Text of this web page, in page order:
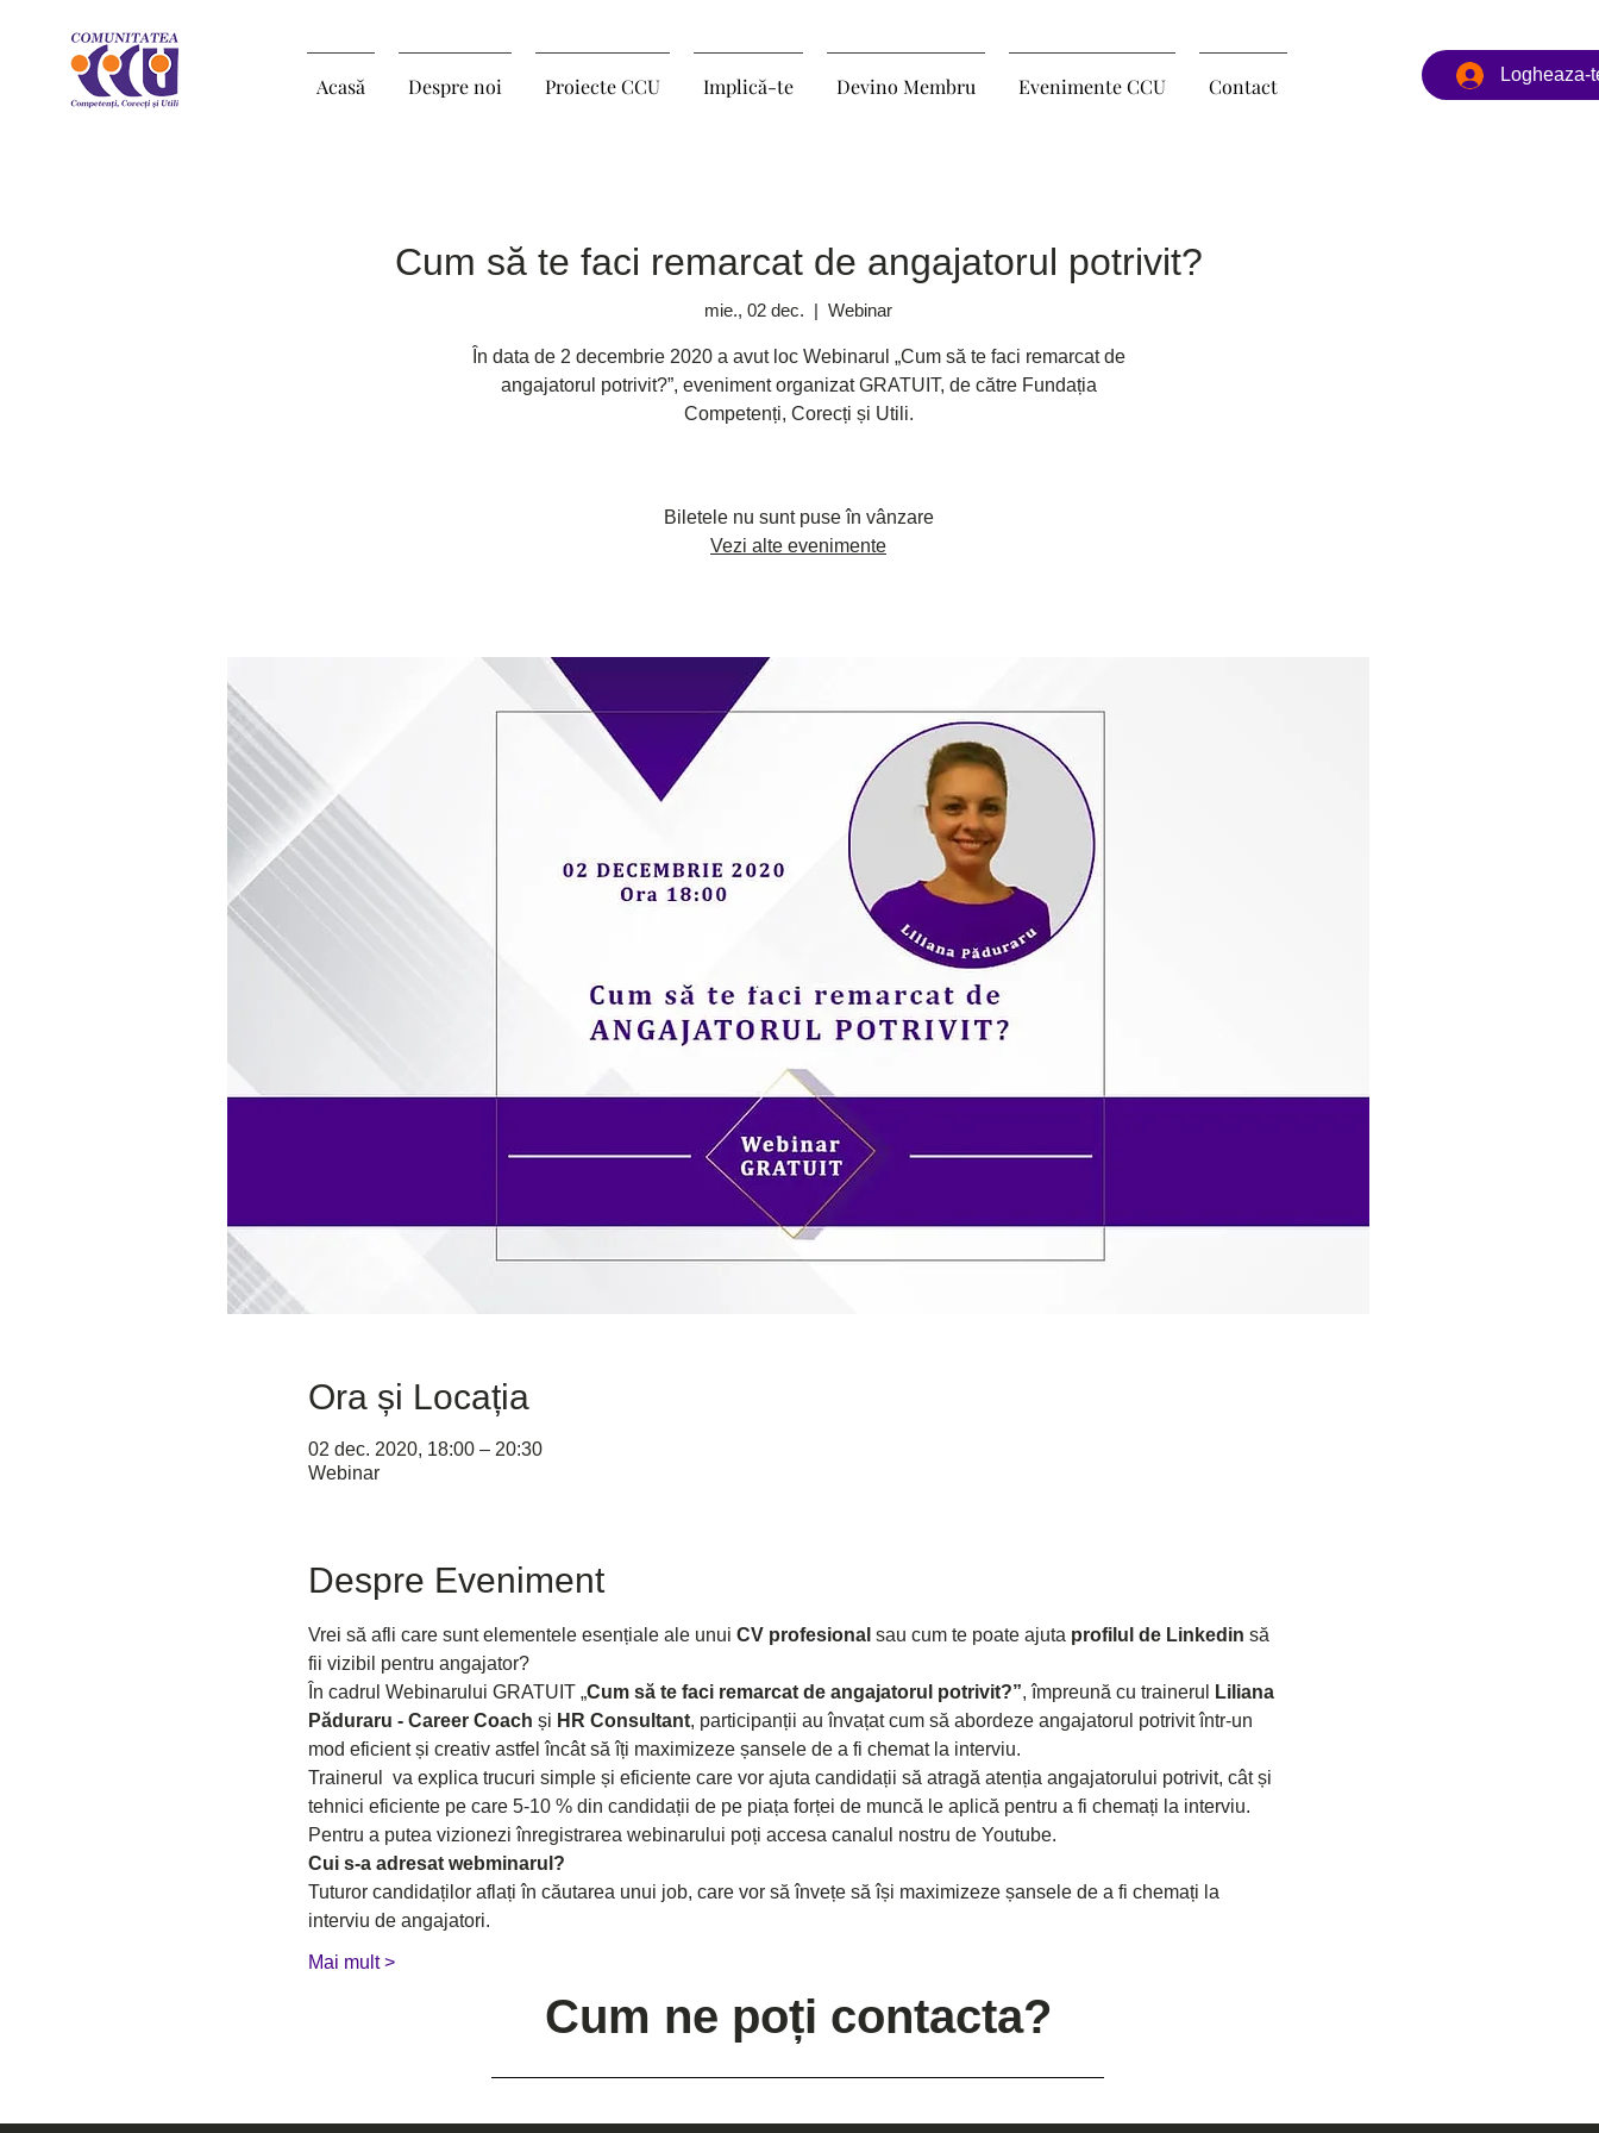
Acasă Despre noi Proiecte CCU Implică-te Devino Membru Evenimente CCU Contact Logheaza-
Cum să te faci remarcat de angajatorul potrivit?
mie., 02 dec.
  |
Webinar
În data de 2 decembrie 2020 a avut loc Webinarul „Cum să te faci remarcat de
angajatorul potrivit?”, eveniment organizat GRATUIT, de către Fundația
Competenți, Corecți și Utili.
Biletele nu sunt puse în vânzare
Vezi alte evenimente
Ora și Locația
02 dec. 2020, 18:00 – 20:30
Webinar
Despre Eveniment
Vrei să afli care sunt elementele esențiale ale unui CV profesional sau cum te poate ajuta profilul de Linkedin să
fii vizibil pentru angajator?
În cadrul Webinarului GRATUIT „Cum să te faci remarcat de angajatorul potrivit?”, împreună cu trainerul
Liliana
Păduraru - Career Coach și HR Consultant, participanții au învațat cum să abordeze angajatorul potrivit într-un
mod eficient și creativ astfel încât să îți maximizeze șansele de a fi chemat la interviu.
Trainerul  va explica trucuri simple și eficiente care vor ajuta candidații să atragă atenția angajatorului potrivit, cât și
tehnici eficiente pe care 5-10 % din candidații de pe piața forței de muncă le aplică pentru a fi chemați la interviu.
Pentru a putea vizionezi înregistrarea webinarului poți accesa canalul nostru de Youtube.
Cui s-a adresat webminarul?
Tuturor candidaților aflați în căutarea unui job, care vor să învețe să își maximizeze șansele de a fi chemați la
interviu de angajatori.
Mai mult >
Cum ne poți contacta?